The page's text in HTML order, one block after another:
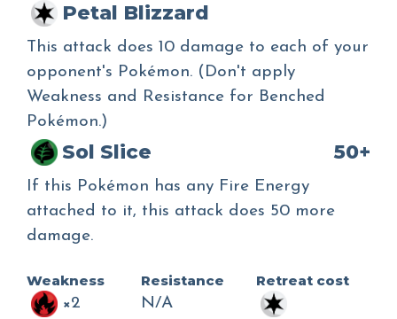
Petal Blizzard
This attack does 10 damage to each of your
opponent's Pokémon. (Don't apply
Weakness and Resistance for Benched
Pokémon.)
Sol Slice 50+
If this Pokémon has any Fire Energy
attached to it, this attack does 50 more
damage.
Weakness
×2
Resistance
N/A
Retreat cost